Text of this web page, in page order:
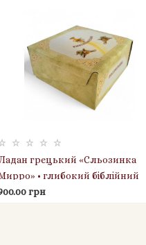
грецький «Сльозинка
• глибокий біблійний
• 400 г • Вищий гатунок
грн